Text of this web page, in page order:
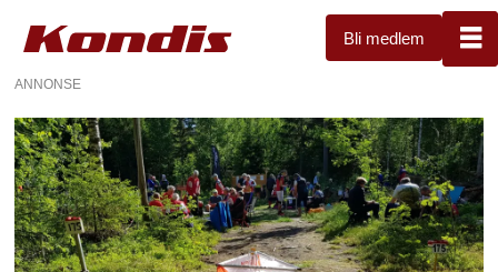
Bli medlem
ANNONSE